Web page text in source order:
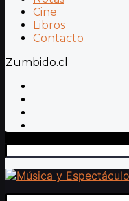
Cine
Libros
Contacto
Zumbido.cl